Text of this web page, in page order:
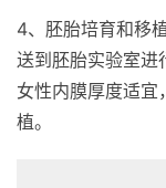
4、胚胎培育和移
送到胚胎实验室进
女性内膜厚度适宜
植。